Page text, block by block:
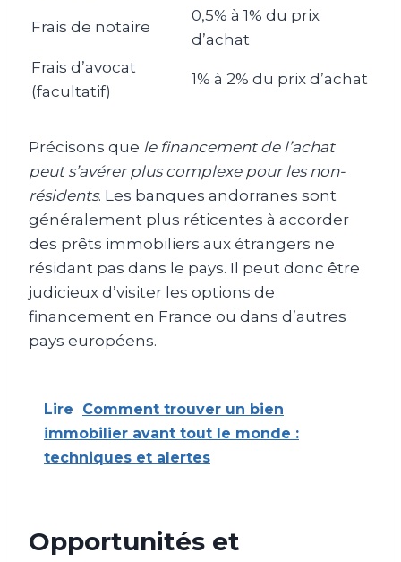
Frais de notaire
0,5% à 1% du prix
d’achat
Frais d’avocat
(facultatif)
1% à 2% du prix d’achat
Précisons que le financement de l’achat
peut s’avérer plus complexe pour les non-
résidents. Les banques andorranes sont
généralement plus réticentes à accorder
des prêts immobiliers aux étrangers ne
résidant pas dans le pays. Il peut donc être
judicieux d’visiter les options de
financement en France ou dans d’autres
pays européens.
Lire
Comment trouver un bien
immobilier avant tout le monde :
techniques et alertes
Opportunités et